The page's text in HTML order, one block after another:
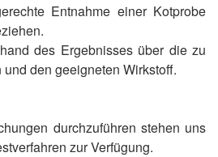
Entnahme einer Kotprobe
des Ergebnisses über die zu
den geeigneten Wirkstoff.
durchzuführen stehen uns
zur Verfügung.